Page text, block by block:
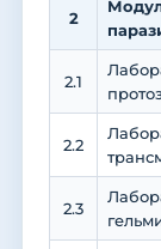
2
2.1
2.2
2.3